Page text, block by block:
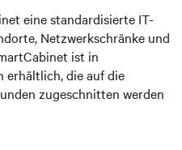
eine standardisierte IT-
Netzwerkschränke und
ist in
die auf die
zugeschnitten werden